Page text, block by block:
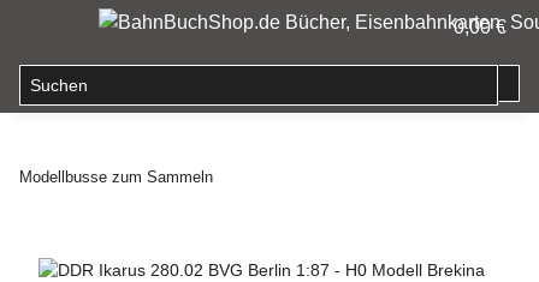
0,00 €
Modellbusse zum Sammeln